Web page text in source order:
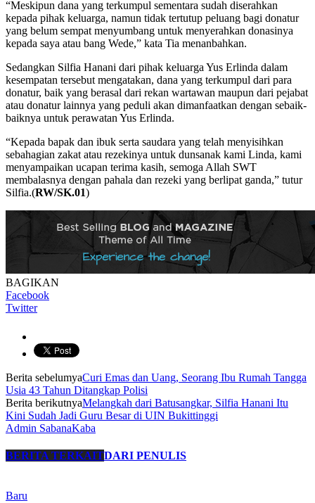
“Meskipun dana yang terkumpul sementara sudah diserahkan
kepada pihak keluarga, namun tidak tertutup peluang bagi donatur
yang belum sempat menyumbang untuk menyerahkan donasinya
kepada saya atau bang Wede,” kata Tia menanbahkan.
Sedangkan Silfia Hanani dari pihak keluarga Yus Erlinda dalam
kesempatan tersebut mengatakan, dana yang terkumpul dari para
donatur, baik yang berasal dari rekan wartawan maupun dari pejabat
atau donatur lainnya yang peduli akan dimanfaatkan dengan sebaik-
baiknya untuk perawatan Yus Erlinda.
“Kepada bapak dan ibuk serta saudara yang telah menyisihkan
sebahagian zakat atau rezekinya untuk dunsanak kami Linda, kami
menyampaikan ucapan terima kasih, semoga Allah SWT
membalasnya dengan pahala dan rezeki yang berlipat ganda,” tutur
Silfia.(RW/SK.01)
BAGIKAN
Facebook
Twitter
Berita sebelumyaCuri Emas dan Uang, Seorang Ibu Rumah Tangga
Usia 43 Tahun Ditangkap Polisi
Berita berikutnyaMelangkah dari Batusangkar, Silfia Hanani Itu
Kini Sudah Jadi Guru Besar di UIN Bukittinggi
Admin SabanaKaba
BERITA TERKAITDARI PENULIS
Baru